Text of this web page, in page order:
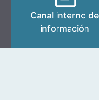
Canal interno de
información